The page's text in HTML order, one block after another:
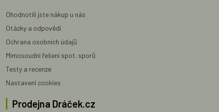
Ohodnotili jste nákup u nás
Otázky a odpovědi
Ochrana osobních údajů
Mimosoudní řešení spot. sporů
Testy a recenze
Nastavení cookies
Prodejna Dráček.cz